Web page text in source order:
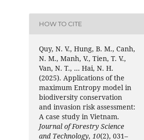
HOW TO CITE
Quy, N. V., Hung, B. M., Canh,
N. M., Manh, V., Tien, T. V.,
Van, N. T., … Hai, N. H.
(2025). Applications of the
maximum Entropy model in
biodiversity conservation
and invasion risk assessment:
A case study in Vietnam.
Journal of Forestry Science
and Technology, 10(2), 031–